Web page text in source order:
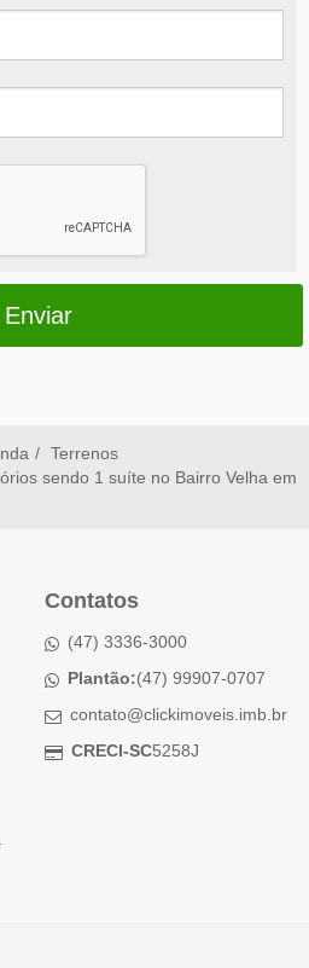
Enviar
Terrenos
sendo 1 suíte no Bairro Velha em
Contatos
(47) 3336-3000
Plantão:(47) 99907-0707
contato@clickimoveis.imb.br
CRECI-SC5258J